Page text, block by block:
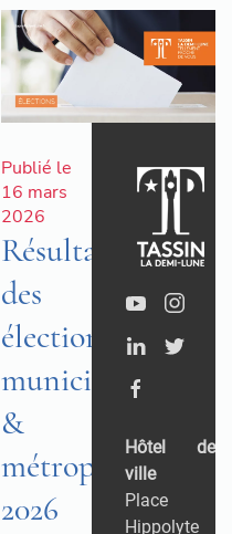
Publié le
16 mars
2026
Résultats
des
élections
municipales
&
métropolitaines
2026
Hôtel de
ville
Place
Hippolyte